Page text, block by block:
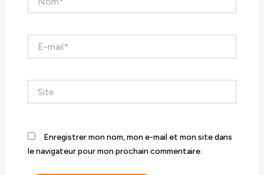
mail*
Enregistrer mon nom, mon e-mail et mon site dans
le navigateur pour mon prochain commentaire.